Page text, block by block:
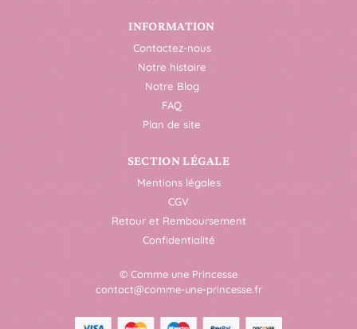
INFORMATION
Contactez-nous
Notre histoire
Notre Blog
FAQ
Plan de site
SECTION LÉGALE
Mentions légales
CGV
Retour et Remboursement
Confidentialité
© Comme une Princesse
contact@comme-une-princesse.fr